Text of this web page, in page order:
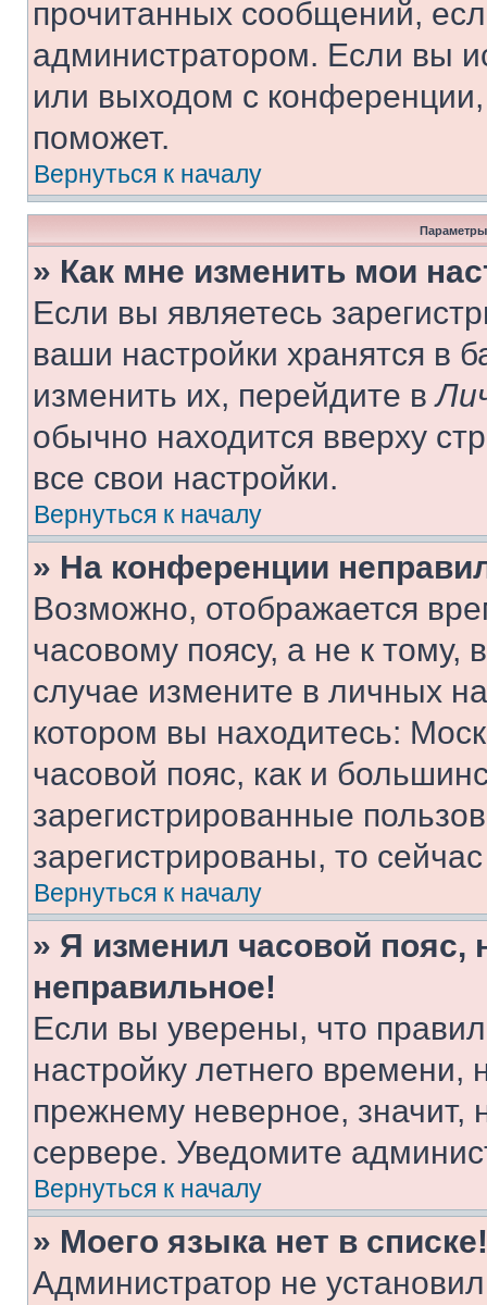
прочитанных сообщений,
администратором. Если вы
или выходом с
поможет.
Вернуться к началу
Параметры
» Как мне изменить мои
Если вы являетесь
ваши настройки хранятся в
изменить их, перейдите в
обычно находится вверху
все свои настройки.
Вернуться к началу
» На конференции
Возможно, отображается
часовому поясу, а не к тому,
случае измените в личных
котором вы находитесь:
часовой пояс, как и
зарегистрированные
зарегистрированы, то
Вернуться к началу
» Я изменил часовой пояс,
неправильное!
Если вы уверены, что
настройку летнего
прежнему неверное, значит,
сервере. Уведомите
Вернуться к началу
» Моего языка нет в списке!
Администратор не